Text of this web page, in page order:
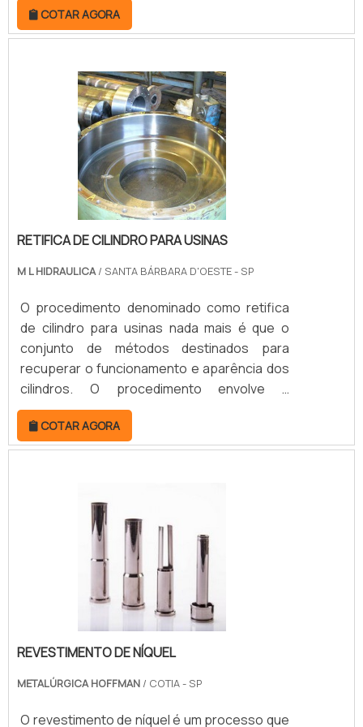
em contato! .
aplicado em superfícies metálicas, por isso,
faz muito sucesso nas
pneumáticos e hidráulicos encabeçam a lista
de peças cromadas, especialmente por
conta da forma de aplicação de cada uma
delas, o que exige mais resistência e quali.
COTAR AGORA
RETIFICA DE CILINDRO PARA USINAS
M L HIDRAULICA/ SANTA BÁRBARA D'OESTE - SP
O procedimento denominado como retifica
de cilindro para usinas nada mais é que o
conjunto de métodos destinados para
recuperar o funcionamento e aparência dos
cilindros. O procedimento envolve a
correção, alinhamento e manutenção do
cilindro industrial, etapas que garantem a
perfeição da peça em toda as suas
apresente melhora constante do
desempenho, garantindo também mais
economia em atividades de sopro, ex.
COTAR AGORA
REVESTIMENTO DE NÍQUEL
METALÚRGICA HOFFMAN / COTIA - SP
O revestimento de níquel é um processo que